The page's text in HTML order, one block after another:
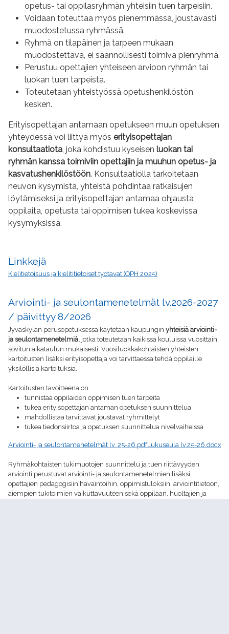
opetus- tai oppilasryhmän yhteisiin tuen tarpeisiin.
Voidaan toteuttaa myös pienemmässä, joustavasti
muodostetussa ryhmässä.
Ryhmä on tilapäinen ja tarpeen mukaan
muodostettava, ei säännöllisesti toimiva pienryhmä.
Perustuu opettajien yhteiseen arvioon ryhmän tai
luokan tuen tarpeista.
Toteutetaan yhteistyössä opetushenkilöstön
kesken.
Erityisopettajan antamaan opetukseen muun opetuksen
yhteydessä voi liittyä myös erityisopettajan
konsultaatiota , joka kohdistuu kyseisen luokan tai
ryhmän kanssa toimiviin opettajiin ja muuhun opetus- ja
kasvatushenkilöstöön. Konsultaatiolla tarkoitetaan
neuvon kysymistä, yhteistä pohdintaa ratkaisujen
löytämiseksi ja erityisopettajan antamaa ohjausta
oppilaita, opetusta tai oppimisen tukea koskevissa
kysymyksissä.
Linkkejä
Kielitietoisuus ja kielititietoiset työtavat (OPH 2025)
Arviointi- ja seulontamenetelmät lv.2026-2027
/ päivittyy 8/2026
Jyväskylän perusopetuksessa käytetään kaupungin yhteisiä arviointi-
ja seulontamenetelmiä, jotka toteutetaan kaikissa kouluissa vuosittain
sovitun aikataulun mukaisesti. Vuosiluokkakohtaisten yhteisten
kartoitusten lisäksi erityisopettaja voi tarvittaessa tehdä oppilaille
yksilöllisiä kartoituksia.
Kartoitusten tavoitteena on:
tunnistaa oppilaiden oppimisen tuen tarpeita
tukea erityisopettajan antaman opetuksen suunnittelua
mahdollistaa tarvittavat joustavat ryhmittelyt
tukea tiedonsiirtoa ja opetuksen suunnittelua nivelvaiheissa
Arviointi- ja seulontamenetelmät lv. 25-26.pdfLukuseula lv.25-26.docx
Ryhmäkohtaisten tukimuotojen suunnittelu ja tuen riittävyyden
arviointi perustuvat arviointi- ja seulontamenetelmien lisäksi
opettajien pedagogisiin havaintoihin, oppimistuloksiin, arviointitietoon,
aiempien tukitoimien vaikuttavuuteen sekä oppilaan, huoltajien ja